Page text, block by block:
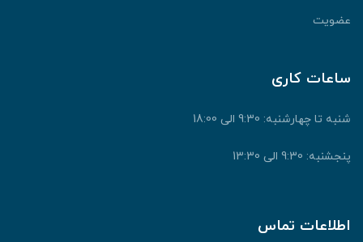
کاری
تا چهارشنبه: 9:30 الی 18:00
9:30 الی 13:30
تماس